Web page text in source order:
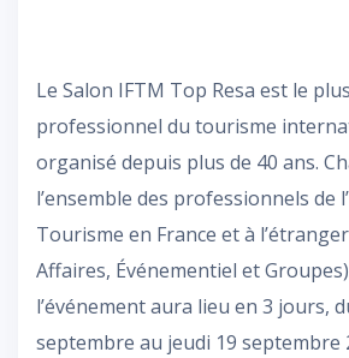
Le Salon IFTM Top Resa est le
professionnel du tourisme
organisé depuis plus de 40 ans.
l’ensemble des professionnels de
Tourisme en France et à
Affaires, Événementiel et
l’événement aura lieu en 3 jours,
septembre au jeudi 19 septembre